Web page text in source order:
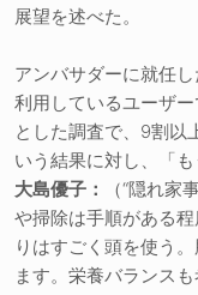
展望を述べた。
アンバサダーに就任
利用しているユーザ
とした調査で、9割以
いう結果に対し、「
大島優子：
（“隠れ
や掃除は手順がある
りはすごく頭を使う
ます。栄養バランス